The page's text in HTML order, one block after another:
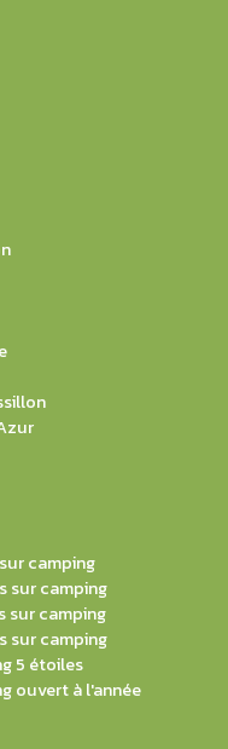
camping
sur camping
sur camping
sur camping
5 étoiles
ouvert à l'année